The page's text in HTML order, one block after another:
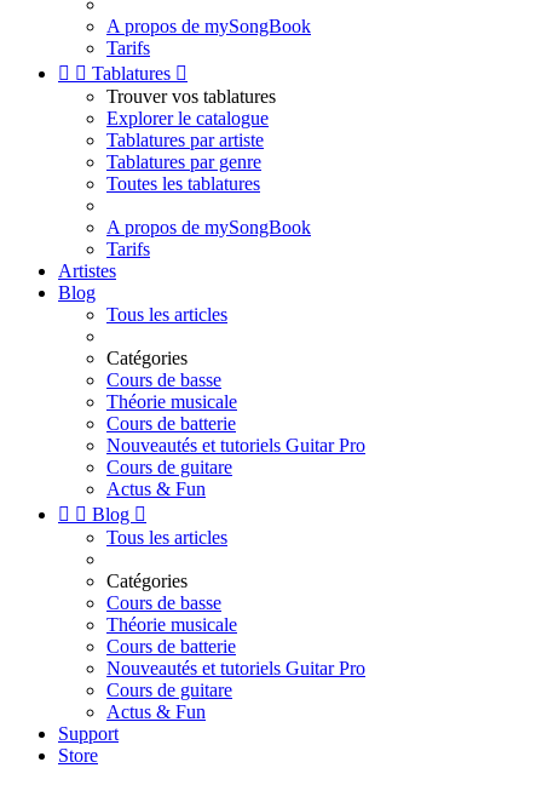
A propos de mySongBook
Tarifs
  Tablatures 
Trouver vos tablatures
Explorer le catalogue
Tablatures par artiste
Tablatures par genre
Toutes les tablatures
A propos de mySongBook
Tarifs
Artistes
Blog
Tous les articles
Catégories
Cours de basse
Théorie musicale
Cours de batterie
Nouveautés et tutoriels Guitar Pro
Cours de guitare
Actus & Fun
  Blog 
Tous les articles
Catégories
Cours de basse
Théorie musicale
Cours de batterie
Nouveautés et tutoriels Guitar Pro
Cours de guitare
Actus & Fun
Support
Store